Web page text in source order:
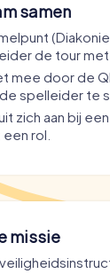
samen
de tour met
mee door de
spelleider te
zich aan bij
rol.
missie